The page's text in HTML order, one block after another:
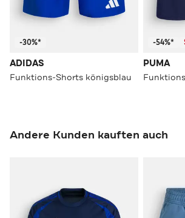
-30%*
ADIDAS
Funktions-Shorts königsblau
-54%*
PUMA
Andere Kunden kauften auch